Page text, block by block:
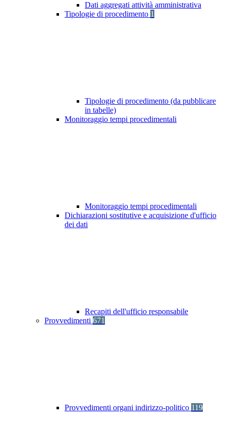
Dati aggregati attività amministrativa
Tipologie di procedimento 1
Tipologie di procedimento (da pubblicare
in tabelle)
Monitoraggio tempi procedimentali
Monitoraggio tempi procedimentali
Dichiarazioni sostitutive e acquisizione d'ufficio
dei dati
Recapiti dell'ufficio responsabile
Provvedimenti 671
Provvedimenti organi indirizzo-politico 119